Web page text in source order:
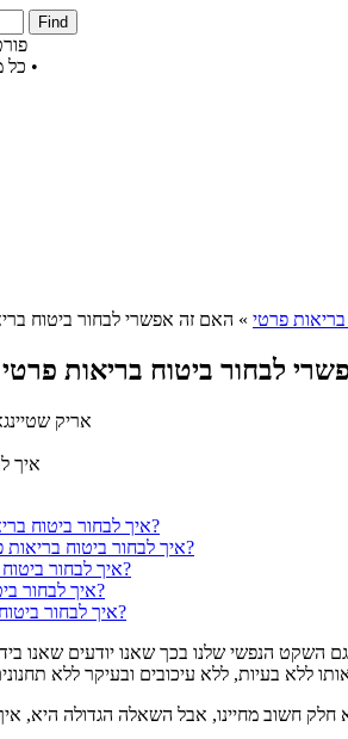
Find
• כל מה שצריך לדעת על ביטוח •
בריאות פרטי »
אריק
איך לבחור ביטוח בריאות פרטי שכולל הכל?
איך לבחור ביטוח בריאות פרטי לילדים ותינוקות?
איך לבחור ביטוח בריאות פרטי משלים?
איך לבחור ביטוח בריאות פרטי זול?
איך לבחור ביטוח בריאות פרטי מומלץ?
השקט הנפשי שלנו בכך שאנו יודעים שאנו
חלק חשוב מחיינו, אבל השאלה הגדולה היא,